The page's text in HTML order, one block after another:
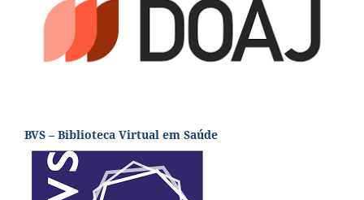
BVS – Biblioteca Virtual em Saúde